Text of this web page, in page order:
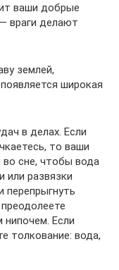
ваши добрые
враги делают
землей,
широкая
в делах. Если
то ваши
во сне, чтобы вода
или развязки
перепрыгнуть
нипочем. Если
толкование: вода,